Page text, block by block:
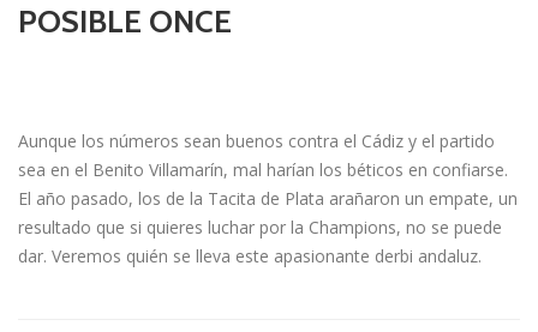
POSIBLE ONCE
Aunque los números sean buenos contra el Cádiz y el partido
sea en el Benito Villamarín, mal harían los béticos en confiarse.
El año pasado, los de la Tacita de Plata arañaron un empate, un
resultado que si quieres luchar por la Champions, no se puede
dar. Veremos quién se lleva este apasionante derbi andaluz.